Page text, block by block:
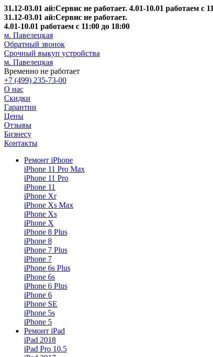
31.12-03.01 ай:Сервис не работает. 4.01-10.01 работаем с
31.12-03.01 ай:Сервис не работает.
4.01-10.01 работаем с 11:00 до 18:00
м. Павелецкая
Обратный звонок
Срочный выкуп устройства
м. Павелецкая
Временно не работает
+7 (499) 235-73-00
О нас
Скидки
Гарантии
Цены
Отзывы
Бизнесу
Контакты
Ремонт iPhone
iPhone 11 Pro Max
iPhone 11 Pro
iPhone 11
iPhone Xr
iPhone Xs Max
iPhone Xs
iPhone X
iPhone 8 Plus
iPhone 8
iPhone 7 Plus
iPhone 7
iPhone 6s Plus
iPhone 6s
iPhone 6 Plus
iPhone 6
iPhone SE
iPhone 5s
iPhone 5
Ремонт iPad
iPad 2018
iPad Pro 10.5